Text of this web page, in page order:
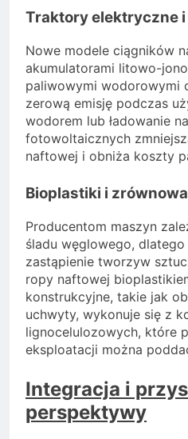
Traktory elektryczne
Nowe modele ciągników
akumulatorami litowo-
paliwowymi wodorowymi
zerową emisję podczas
wodorem lub ładowanie
fotowoltaicznych
naftowej i obniża koszty
Bioplastiki i
Producentom maszyn
śladu węglowego, dlatego
zastąpienie tworzyw
ropy naftowej
konstrukcyjne, takie jak
uchwyty, wykonuje się z
lignocelulozowych, które
eksploatacji można
Integracja i
perspektywy